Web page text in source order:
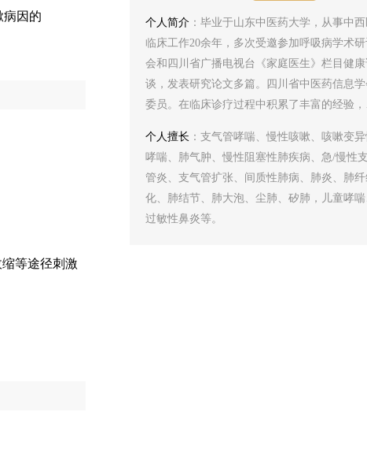
病因的
等途径刺激
个人简介：毕业于山东中医药大学，从事中
临床工作20余年，多次受邀参加呼吸病学术
会和四川省广播电视台《家庭医生》栏目健
谈，发表研究论文多篇。四川省中医药信息
委员。在临床诊疗过程中积累了丰富的经验
疗，尤其在呼吸道感染性疾病及支气管哮喘
有着深厚的造诣。近年来同时专注于儿科感
疾病的研究与治疗，对于儿科呼吸道感染和
管哮喘的病因、发病机理及用药方案等拥有
的见解和经验，并巧妙地将中医医学的基本
个人擅长 ：支气管哮喘、慢性咳嗽、咳嗽变
哮喘、肺气肿、慢性阻塞性肺疾病、急/慢性
管炎、支气管扩张、间质性肺病、肺炎、肺
化、肺结节、肺大泡、尘肺、矽肺，儿童哮
过敏性鼻炎等。